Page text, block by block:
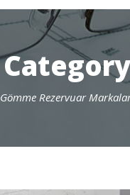
Category
Gömme Rezervuar